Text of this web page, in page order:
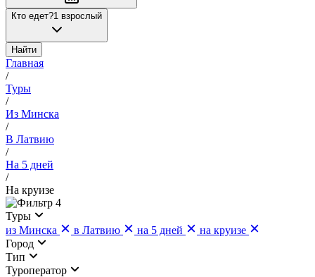
Кто едет?1 взрослый
Найти
Главная
/
Туры
/
Из Минска
/
В Латвию
/
На 5 дней
/
На круизе
4
Туры
из Минска
в Латвию на 5 дней
на круизе
Город
Тип
Туроператор